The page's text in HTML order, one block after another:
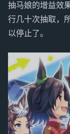
抽马娘的增益效
行几十次抽取，
以停止了。